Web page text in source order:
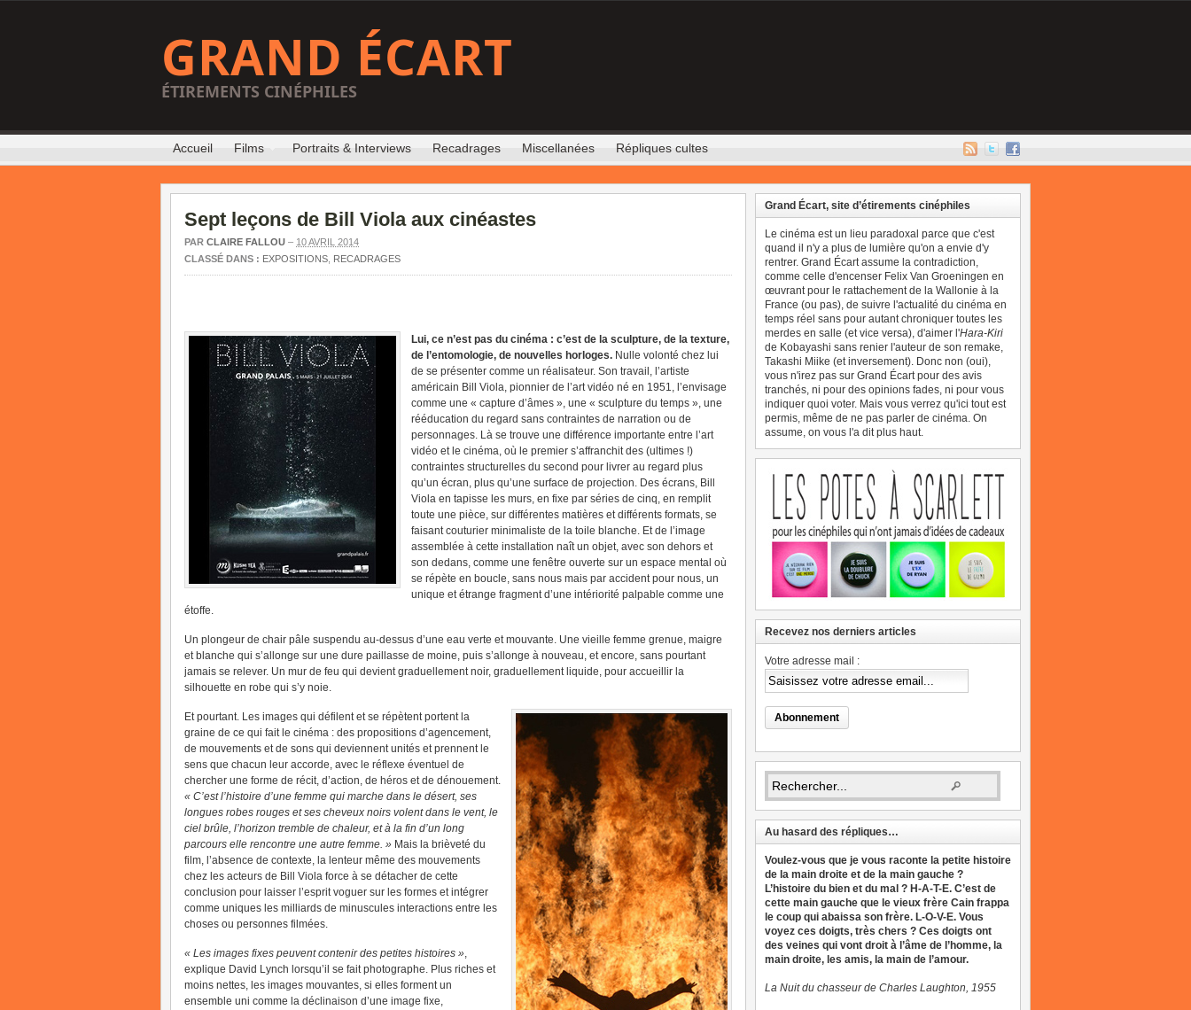
GRAND ÉCART
ÉTIREMENTS CINÉPHILES
Accueil Films Portraits & Interviews Recadrages Miscellanées Répliques cultes
Sept leçons de Bill Viola aux cinéastes
PAR CLAIRE FALLOU – 10 AVRIL 2014
CLASSÉ DANS : EXPOSITIONS RECADRAGES
Lui, ce n’est pas du cinéma : c’est de la sculpture, de la texture,
de l’entomologie, de nouvelles horloges. Nulle volonté chez lui
de se présenter comme un réalisateur. Son travail, l’artiste
américain Bill Viola, pionnier de l’art vidéo né en 1951, l’envisage
comme une « capture d’âmes », une « sculpture du temps », une
rééducation du regard sans contraintes de narration ou de
personnages. Là se trouve une différence importante entre l’art
vidéo et le cinéma, où le premier s’affranchit des (ultimes !)
contraintes structurelles du second pour livrer au regard plus
qu’un écran, plus qu’une surface de projection. Des écrans, Bill
Viola en tapisse les murs, en fixe par séries de cinq, en remplit
toute une pièce, sur différentes matières et différents formats, se
faisant couturier minimaliste de la toile blanche. Et de l’image
assemblée à cette installation naît un objet, avec son dehors et
son dedans, comme une fenêtre ouverte sur un espace mental où
se répète en boucle, sans nous mais par accident pour nous, un
unique et étrange fragment d’une intériorité palpable comme une
étoffe.
Un plongeur de chair pâle suspendu au-dessus d’une eau verte et mouvante. Une vieille femme grenue, maigre
et blanche qui s’allonge sur une dure paillasse de moine, puis s’allonge à nouveau, et encore, sans pourtant
jamais se relever. Un mur de feu qui devient graduellement noir, graduellement liquide, pour accueillir la
silhouette en robe qui s’y noie.
Et pourtant. Les images qui défilent et se répètent portent la
graine de ce qui fait le cinéma : des propositions d’agencement,
de mouvements et de sons qui deviennent unités et prennent le
sens que chacun leur accorde, avec le réflexe éventuel de
chercher une forme de récit, d’action, de héros et de dénouement.
« C’est l’histoire d’une femme qui marche dans le désert, ses
longues robes rouges et ses cheveux noirs volent dans le vent, le
ciel brûle, l’horizon tremble de chaleur, et à la fin d’un long
parcours elle rencontre une autre femme. » Mais la brièveté du
film, l’absence de contexte, la lenteur même des mouvements
chez les acteurs de Bill Viola force à se détacher de cette
conclusion pour laisser l’esprit voguer sur les formes et intégrer
comme uniques les milliards de minuscules interactions entre les
choses ou personnes filmées.
« Les images fixes peuvent contenir des petites histoires »,
explique David Lynch lorsqu’il se fait photographe. Plus riches et
moins nettes, les images mouvantes, si elles forment un
ensemble uni comme la déclinaison d’une image fixe,
Grand Écart, site d’étirements cinéphiles
Le cinéma est un lieu paradoxal parce que c'est
quand il n'y a plus de lumière qu'on a envie d'y
rentrer. Grand Écart assume la contradiction,
comme celle d'encenser Felix Van Groeningen en
œuvrant pour le rattachement de la Wallonie à la
France (ou pas), de suivre l'actualité du cinéma en
temps réel sans pour autant chroniquer toutes les
merdes en salle (et vice versa), d'aimer l'Hara-Kiri
de Kobayashi sans renier l'auteur de son remake,
Takashi Miike (et inversement). Donc non (oui),
vous n'irez pas sur Grand Écart pour des avis
tranchés, ni pour des opinions fades, ni pour vous
indiquer quoi voter. Mais vous verrez qu'ici tout est
permis, même de ne pas parler de cinéma. On
assume, on vous l'a dit plus haut.
Recevez nos derniers articles
Votre adresse mail :
Au hasard des répliques…
Voulez-vous que je vous raconte la petite histoire
de la main droite et de la main gauche ?
L’histoire du bien et du mal ? H-A-T-E. C’est de
cette main gauche que le vieux frère Cain frappa
le coup qui abaissa son frère. L-O-V-E. Vous
voyez ces doigts, très chers ? Ces doigts ont
des veines qui vont droit à l’âme de l’homme, la
main droite, les amis, la main de l’amour.
La Nuit du chasseur de Charles Laughton, 1955